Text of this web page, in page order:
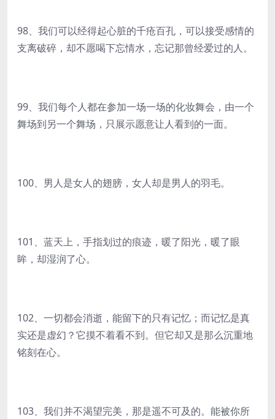
98、我们可以经得起心脏的千疮百孔，可以接受感情的
支离破碎，却不愿喝下忘情水，忘记那曾经爱过的人。
99、我们每个人都在参加一场一场的化妆舞会，由一个
舞场到另一个舞场，只展示愿意让人看到的一面。
100、男人是女人的翅膀，女人却是男人的羽毛。
101、蓝天上，手指划过的痕迹，暖了阳光，暖了眼
眸，却湿润了心。
102、一切都会消逝，能留下的只有记忆；而记忆是真
实还是虚幻？它摸不着看不到。但它却又是那么沉重地
铭刻在心。
103、我们并不渴望完美，那是遥不可及的。能被你所